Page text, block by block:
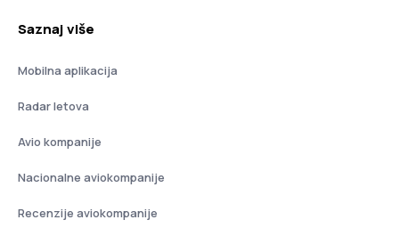
Saznaj više
Mobilna aplikacija
Radar letova
Avio kompanije
Nacionalne aviokompanije
Recenzije aviokompanije